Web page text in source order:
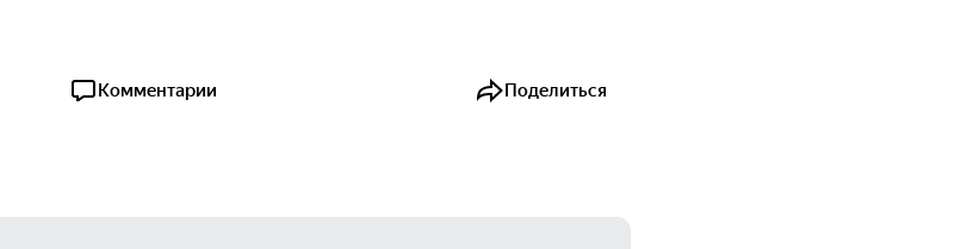
Комментарии Поделиться